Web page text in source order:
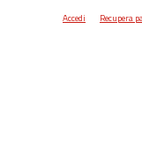
Accedi Recupera